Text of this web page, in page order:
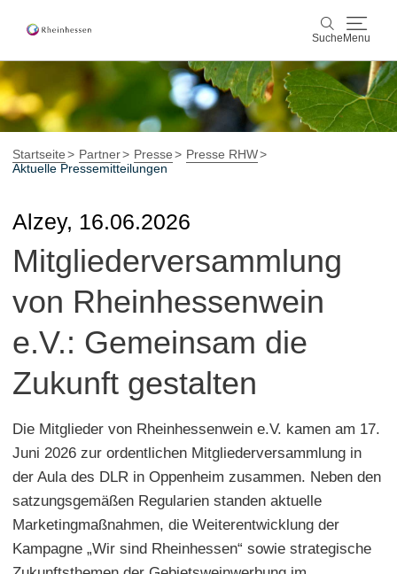
Suche Menu
Suche
Wein & Genuss
Aktiv & Natur
Startseite Partner Presse
Presse RHW
Aktuelle Pressemitteilungen
Alzey, 16.06.2026
Mitgliederversammlung
von Rheinhessenwein
e.V.: Gemeinsam die
Zukunft gestalten
Die Mitglieder von Rheinhessenwein e.V. kamen am 17.
Juni 2026 zur ordentlichen Mitgliederversammlung in
der Aula des DLR in Oppenheim zusammen. Neben den
satzungsgemäßen Regularien standen aktuelle
Marketingmaßnahmen, die Weiterentwicklung der
Kampagne „Wir sind Rheinhessen“ sowie strategische